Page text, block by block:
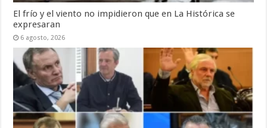
El frío y el viento no impidieron que en La Histórica se
expresaran
6 agosto, 2026